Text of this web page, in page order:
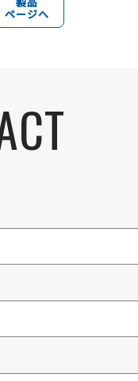
ページへ